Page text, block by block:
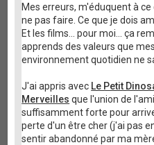
Mes erreurs, m'éduquent à
ne pas faire. Ce que je dois
Et les films... pour moi... ça
apprends des valeurs que
environnement quotidien ne
J'ai appris avec Le Petit
Merveilles que l'union de
suffisamment forte pour
perte d'un être cher (j'ai pas
sentir abandonné par ma